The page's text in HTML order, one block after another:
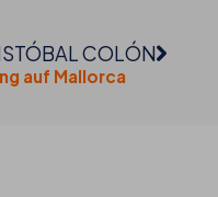
COLÓN
auf Mallorca